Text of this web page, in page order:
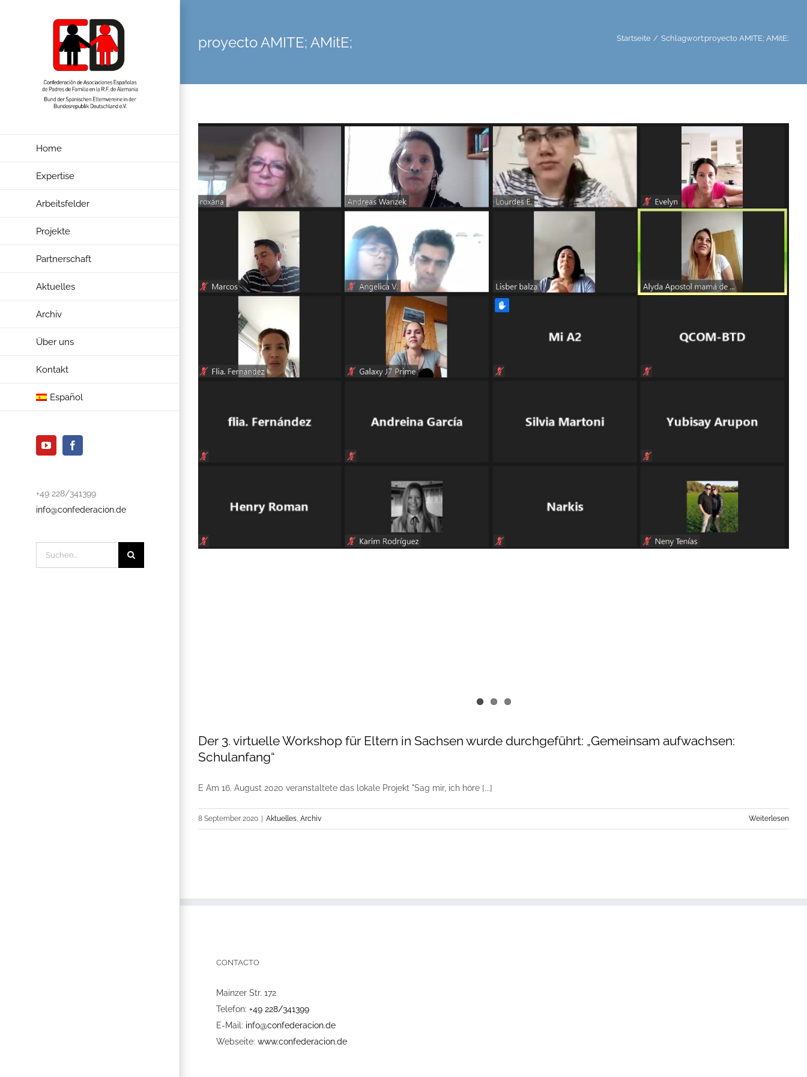
Home
Expertise
Arbeitsfelder
Projekte
Partnerschaft
Aktuelles
Archiv
Über uns
Kontakt
Español
YouTubeFacebook
+49 228/341399
info@confederacion.de
nach:
proyecto AMITE; AMitE; Startseite Schlagwort:proyecto AMITE; AMitE;
Der 3. virtuelle Workshop für Eltern in Sachsen wurde durchgeführt: „Gemeinsam aufwachsen:
Schulanfang“
E Am 16. August 2020 veranstaltete das lokale Projekt "Sag mir, ich höre [...]
8 September 2020 Aktuelles, Archiv Weiterlesen
CONTACTO
Mainzer Str. 172
Telefon: +49 228/341399
E-Mail: info@confederacion.de
Webseite: www.confederacion.de